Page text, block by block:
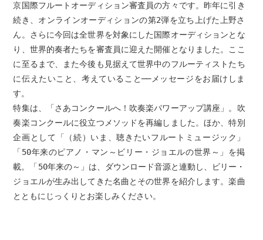
京国際フルートオーディション審査員の方々です。昨年に引き
続き、オンラインオーディションの第2弾を立ち上げた上野さ
ん。さらに今回は全世界を対象にした国際オーディションとな
り、世界的奏者たちを審査員に迎えた開催となりました。ここ
に至るまで、また今後も見据えて世界中のフルーティストたち
に伝えたいこと、考えていること──メッセージをお届けしま
す。
特集は、「さあコンクールへ！吹奏楽パワーアップ講座」。吹
奏楽コンクールに役立つメソッドを再編しました。ほか、特別
企画として「（続）いま、聴きたいフルートミュージック」
「50年来のピアノ・マン～ビリー・ジョエルの世界～」を掲
載。「50年来の～」は、ダウンロード音源と連動し、ビリー・
ジョエルが生み出してきた名曲とその世界を紹介します。楽曲
とともにじっくりとお楽しみください。